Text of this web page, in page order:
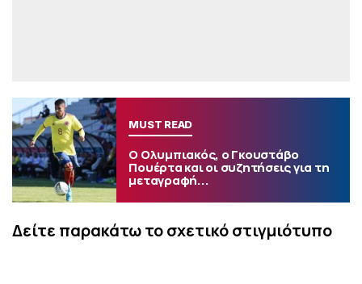
MUST READ
Ο Ολυμπιακός, ο Γκουστάβο
Πουέρτα και οι συζητήσεις για τη
μεταγραφή...
Δείτε παρακάτω το σχετικό στιγμιότυπο